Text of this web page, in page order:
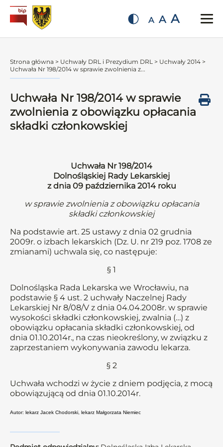
A A A
Strona główna > Uchwały DRL i Prezydium DRL > Uchwały 2014 >
Uchwała Nr 198/2014 w sprawie zwolnienia z...
Uchwała Nr 198/2014 w sprawie
zwolnienia z obowiązku opłacania
składki członkowskiej
Uchwała Nr 198/2014
Dolnośląskiej Rady Lekarskiej
z dnia 09 października 2014 roku
w sprawie zwolnienia z obowiązku opłacania
składki członkowskiej
Na podstawie art. 25 ustawy z dnia 02 grudnia
2009r. o izbach lekarskich (Dz. U. nr 219 poz. 1708 ze
zmianami) uchwala się, co następuje:
§ 1
Dolnośląska Rada Lekarska we Wrocławiu, na
podstawie § 4 ust. 2 uchwały Naczelnej Rady
Lekarskiej Nr 8/08/V z dnia 04.04.2008r. w sprawie
wysokości składki członkowskiej, zwalnia (…) z
obowiązku opłacania składki członkowskiej, od
dnia 01.10.2014r., na czas nieokreślony, w związku z
zaprzestaniem wykonywania zawodu lekarza.
§ 2
Uchwała wchodzi w życie z dniem podjęcia, z mocą
obowiązującą od dnia 01.10.2014r.
Autor: lekarz Jacek Chodorski, lekarz Małgorzata Niemiec